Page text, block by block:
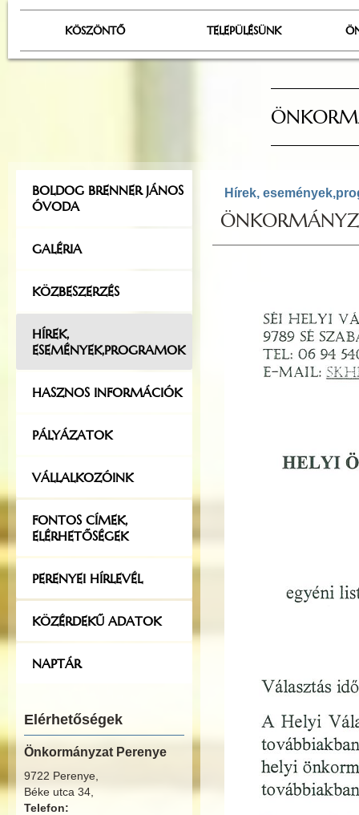
KÖSZÖNTŐ TELEPÜLÉSÜNK
BOLDOG BRENNER JÁNOS
ÓVODA
GALÉRIA
KÖZBESZERZÉS
HÍREK,
ESEMÉNYEK,PROGRAMOK
HASZNOS INFORMÁCIÓK
PÁLYÁZATOK
VÁLLALKOZÓINK
FONTOS CÍMEK,
ELÉRHETŐSÉGEK
PERENYEI HÍRLEVÉL
KÖZÉRDEKŰ ADATOK
NAPTÁR
Elérhetőségek
Önkormányzat Perenye
9722 Perenye,
Béke utca 34,
Telefon:
Hírek,